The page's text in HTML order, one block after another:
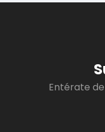
Entérate